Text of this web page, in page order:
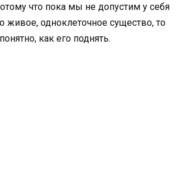
что пока мы не допустим у себя
живое, одноклеточное существо, то
как его поднять.